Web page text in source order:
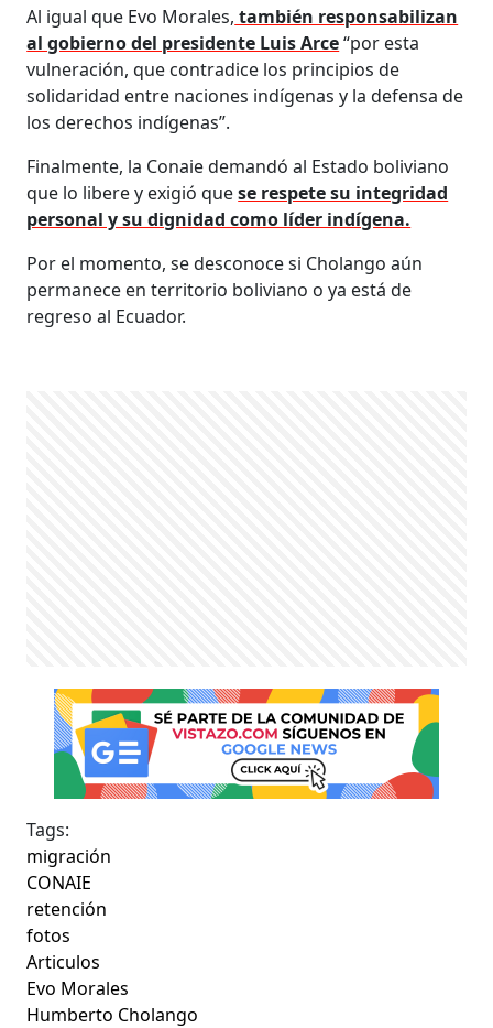
Al igual que Evo Morales, también responsabilizan
al gobierno del presidente Luis Arce“por esta
vulneración, que contradice los principios de
solidaridad entre naciones indígenas y la defensa de
los derechos indígenas”.
Finalmente, la Conaie demandó al Estado boliviano
que lo libere y exigió quese respete su integridad
personal y su dignidad como líder indígena.
Por el momento, se desconoce si Cholango aún
permanece en territorio boliviano o ya está de
regreso al Ecuador.
Tags:
migración
CONAIE
retención
fotos
Articulos
Evo Morales
Humberto Cholango